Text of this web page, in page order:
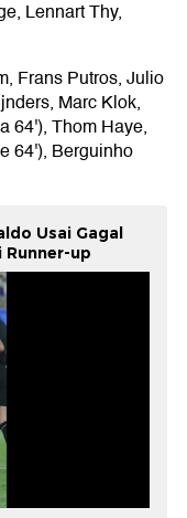
Lennart Thy,
Frans Putros, Julio
Marc Klok,
64'), Thom Haye,
64'), Berguinho
Usai Gagal
Runner-up